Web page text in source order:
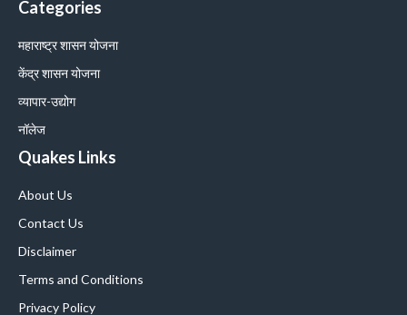
Categories
महाराष्ट्र शासन योजना
केंद्र शासन योजना
व्यापार-उद्योग
नॉलेज
Quakes Links
About Us
Contact Us
Disclaimer
Terms and Conditions
Privacy Policy